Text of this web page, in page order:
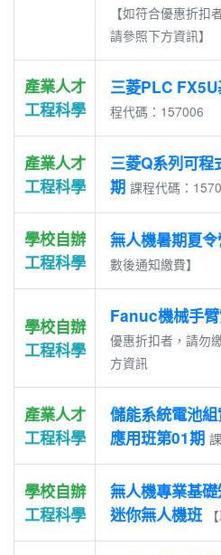
【如符合優惠折扣
請參照下方資訊】
產業人才
工程科學
三菱PLC
程代碼：157006
產業人才
工程科學
三菱Q系列可程
期 課程代碼：
學校自辦
工程科學
無人機暑期夏
數後通知繳費】
學校自辦
工程科學
Fanuc機械手
優惠折扣者，請勿
方資訊
產業人才
工程科學
儲能系統電池
應用班第01期
學校自辦
工程科學
無人機專業基
迷你無人機班